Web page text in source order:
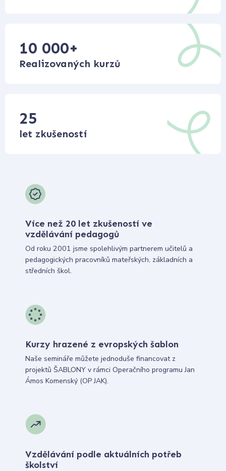
10 000+
Realizovaných kurzů
25
let zkušeností
Více než 20 let zkušeností ve
vzdělávání pedagogů
Od roku 2001 jsme spolehlivým partnerem učitelů a
pedagogických pracovníků mateřských, základních a
středních škol.
Kurzy hrazené z evropských šablon
Naše semináře můžete jednoduše financovat z
projektů ŠABLONY v rámci Operačního programu Jan
Ámos Komenský (OP JAK).
Vzdělávání podle aktuálních potřeb
školství